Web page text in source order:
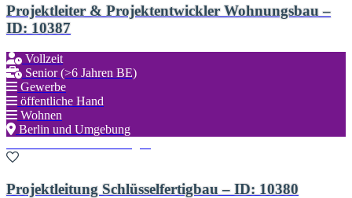
Projektleiter & Projektentwickler Wohnungsbau –
ID: 10387
Vollzeit
Senior (>6 Jahren BE)
Gewerbe
öffentliche Hand
Wohnen
Berlin und Umgebung
Projektleitung Schlüsselfertigbau – ID: 10380